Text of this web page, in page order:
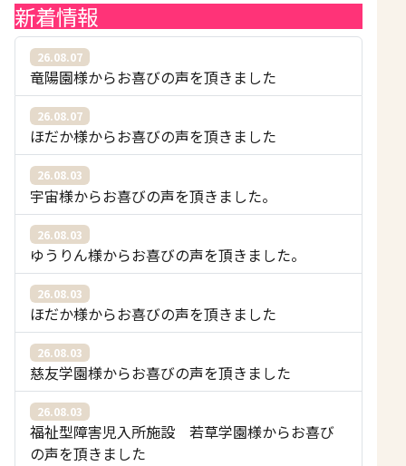
新着情報
26.08.07
竜陽園様からお喜びの声を頂きました
26.08.07
ほだか様からお喜びの声を頂きました
26.08.03
宇宙様からお喜びの声を頂きました。
26.08.03
ゆうりん様からお喜びの声を頂きました。
26.08.03
ほだか様からお喜びの声を頂きました
26.08.03
慈友学園様からお喜びの声を頂きました
26.08.03
福祉型障害児入所施設 若草学園様からお喜び
の声を頂きました